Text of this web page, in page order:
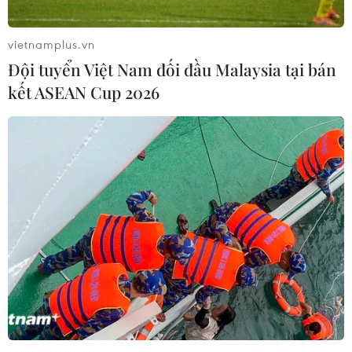
HLV Park Hang-seo: Tôi rất sợ người hâm
mộ Việt Nam hiểu lầm
08/07/2019 11:50
Huấn luyện viên Park Hang-seo khẳng định ông và
người đại diện chưa từng đề cập đến con số cụ thể nào
cả về mức lương, khi đàm phán hợp đồng mới với VFF.
vietnamplus.vn
Đội tuyển Việt Nam đối đầu Malaysia tại bán
kết ASEAN Cup 2026